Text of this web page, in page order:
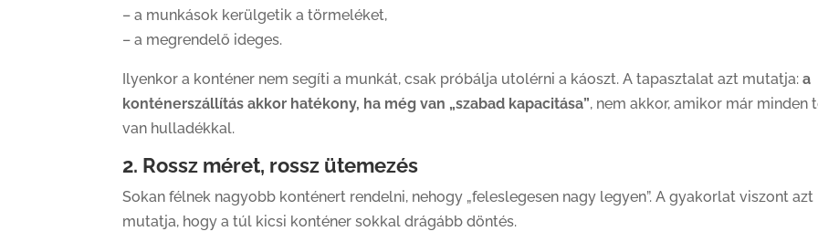
– a munkások kerülgetik a törmeléket,
– a megrendelő ideges.
Ilyenkor a konténer nem segíti a munkát, csak próbálja utolérni a káoszt. A tapasztalat azt mutatja:a
konténerszállítás akkor hatékony, ha még van „szabad kapacitása”, nem akkor, amikor már minden
van hulladékkal.
2. Rossz méret, rossz ütemezés
Sokan félnek nagyobb konténert rendelni, nehogy „feleslegesen nagy legyen”. A gyakorlat viszont azt
mutatja, hogy a túl kicsi konténer sokkal drágább döntés.